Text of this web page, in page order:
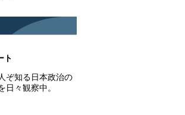
ト
ぞ知る日本政治の
日々観察中。